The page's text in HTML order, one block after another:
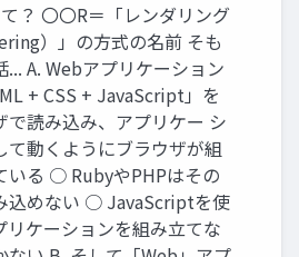
？ 〇〇R＝「レンダリング
）」の方式の名前 そも
... A. Webアプリケーション
+ CSS + JavaScript」を
で読み込み、アプリケー シ
て動くようにブラウザが組
いる ○ RubyやPHPはその
込めない ○ JavaScriptを使
リケーションを組み立てな